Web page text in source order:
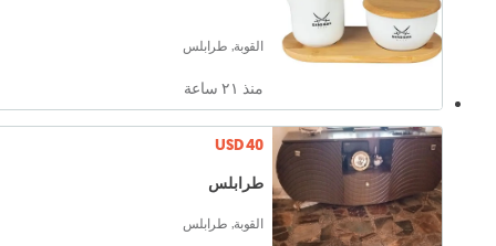
القوبة, طرابلس
منذ ٢١ ساعة
USD 40
طرابلس
القوبة, طرابلس